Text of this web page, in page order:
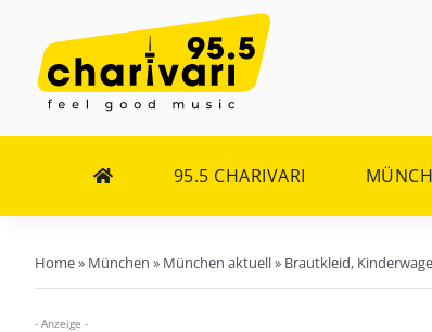
Inhalt
springen
95.5 CHARIVARI
Home» München » München aktuell» Brautkleid,
- Anzeige -